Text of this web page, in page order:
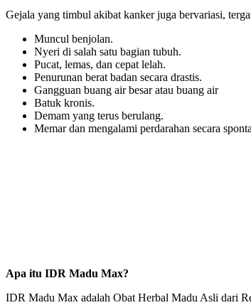
Gejala yang timbul akibat kanker juga bervariasi,
Muncul benjolan.
Nyeri di salah satu bagian tubuh.
Pucat, lemas, dan cepat lelah.
Penurunan berat badan secara drastis.
Gangguan buang air besar atau buang air
Batuk kronis.
Demam yang terus berulang.
Memar dan mengalami perdarahan secara
Apa itu IDR Madu Max?
IDR Madu Max adalah Obat Herbal Madu Asli dari